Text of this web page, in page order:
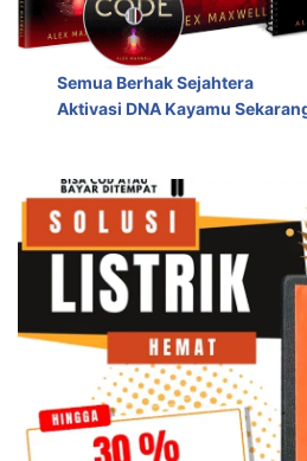
Semua Berhak Sejahtera
Aktivasi DNA Kayamu